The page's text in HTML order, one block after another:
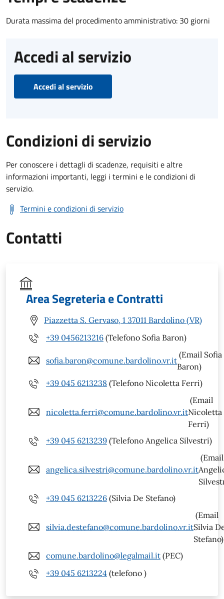
Durata massima del procedimento amministrativo: 30 giorni
Accedi al servizio
Accedi al servizio
Condizioni di servizio
Per conoscere i dettagli di scadenze, requisiti e altre
informazioni importanti, leggi i termini e le condizioni di
servizio.
Termini e condizioni di servizio
Contatti
Area Segreteria e Contratti
Piazzetta S. Gervaso, 1 37011 Bardolino (VR)
+39 0456213216 (Telefono Sofia Baron)
sofia.baron@comune.bardolino.vr.it
(Email Sofia
Baron)
+39 045 6213238 (Telefono Nicoletta Ferri)
nicoletta.ferri@comune.bardolino.vr.it
(Email
Nicoletta
Ferri)
+39 045 6213239 (Telefono Angelica Silvestri)
angelica.silvestri@comune.bardolino.vr.it
(Email
+39 045 6213226 (Silvia De Stefano)
silvia.destefano@comune.bardolino.vr.it
(Email
Silvia
Stefano)
comune.bardolino@legalmail.it (PEC)
+39 045 6213224 (telefono )